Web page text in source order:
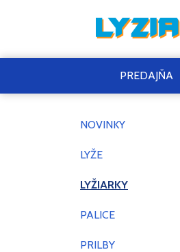
PREDAJŇA
NOVINKY
LYŽE
LYŽIARKY
PALICE
PRILBY